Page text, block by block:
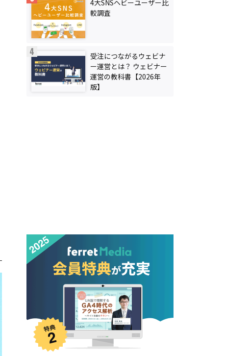
4大SNSヘビーユーザー比
較調査
受注につながるウェビナ
ー運営とは？ ウェビナー
運営の教科書【2026年
版】